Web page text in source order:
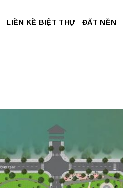
LIỀN KỀ BIỆT THỰ ĐẤT NỀN